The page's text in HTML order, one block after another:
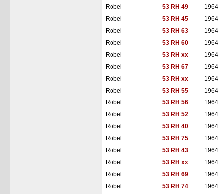
Robel
53 RH 49
1964
Robel
53 RH 45
1964
Robel
53 RH 63
1964
Robel
53 RH 60
1964
Robel
53 RH xx
1964
Robel
53 RH 67
1964
Robel
53 RH xx
1964
Robel
53 RH 55
1964
Robel
53 RH 56
1964
Robel
53 RH 52
1964
Robel
53 RH 40
1964
Robel
53 RH 75
1964
Robel
53 RH 43
1964
Robel
53 RH xx
1964
Robel
53 RH 69
1964
Robel
53 RH 74
1964